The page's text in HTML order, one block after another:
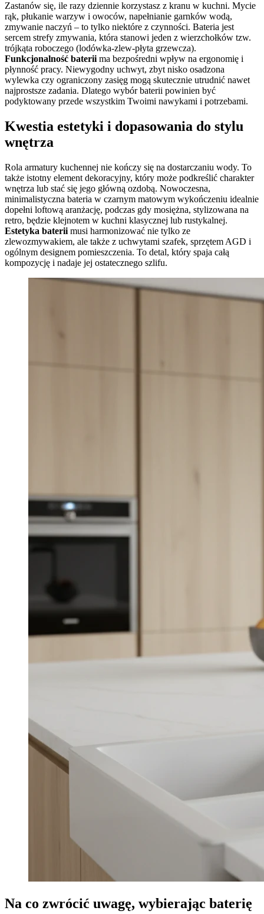
Zastanów się, ile razy dziennie korzystasz z kranu w kuchni. Mycie
rąk, płukanie warzyw i owoców, napełnianie garnków wodą,
zmywanie naczyń – to tylko niektóre z czynności. Bateria jest
sercem strefy zmywania, która stanowi jeden z wierzchołków tzw.
trójkąta roboczego (lodówka-zlew-płyta grzewcza).
Funkcjonalność bateriima bezpośredni wpływ na ergonomię i
płynność pracy. Niewygodny uchwyt, zbyt nisko osadzona
wylewka czy ograniczony zasięg mogą skutecznie utrudnić nawet
najprostsze zadania. Dlatego wybór baterii powinien być
podyktowany przede wszystkim Twoimi nawykami i potrzebami.
Kwestia estetyki i dopasowania do stylu
wnętrza
Rola armatury kuchennej nie kończy się na dostarczaniu wody. To
także istotny element dekoracyjny, który może podkreślić charakter
wnętrza lub stać się jego główną ozdobą. Nowoczesna,
minimalistyczna bateria w czarnym matowym wykończeniu idealnie
dopełni loftową aranżację, podczas gdy mosiężna, stylizowana na
retro, będzie klejnotem w kuchni klasycznej lub rustykalnej.
Estetyka baterii musi harmonizować nie tylko ze
zlewozmywakiem, ale także z uchwytami szafek, sprzętem AGD i
ogólnym designem pomieszczenia. To detal, który spaja całą
kompozycję i nadaje jej ostatecznego szlifu.
Na co zwrócić uwagę, wybierając baterię